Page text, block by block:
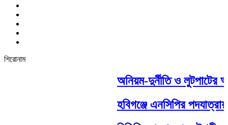
শিরোনাম
অনিয়ম-দুর্নীতি ও লুটপাটের
হবিগঞ্জে এনসিপির